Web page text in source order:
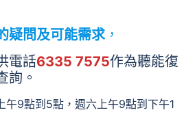
疑問及可能需求，
電話6335 7575作為聽能復
詢。
午9點到5點，週六上午9點到下午1